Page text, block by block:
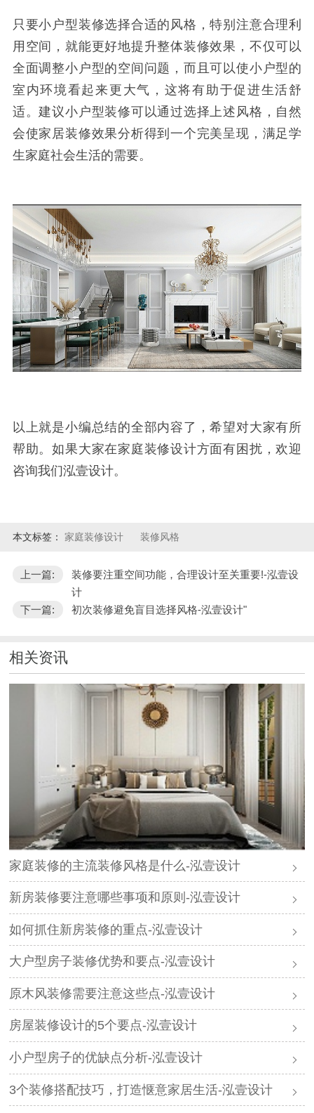
只要小户型装修选择合适的风格，特别注意合理利
用空间，就能更好地提升整体装修效果，不仅可以
全面调整小户型的空间问题，而且可以使小户型的
室内环境看起来更大气，这将有助于促进生活舒
适。建议小户型装修可以通过选择上述风格，自然
会使家居装修效果分析得到一个完美呈现，满足学
生家庭社会生活的需要。
以上就是小编总结的全部内容了，希望对大家有所
帮助。如果大家在家庭装修设计方面有困扰，欢迎
咨询我们泓壹设计。
本文标签： 家庭装修设计 装修风格
上一篇:
装修要注重空间功能，合理设计至关重要!-泓壹设
计
下一篇:
初次装修避免盲目选择风格-泓壹设计"
相关资讯
家庭装修的主流装修风格是什么-泓壹设计
新房装修要注意哪些事项和原则-泓壹设计
如何抓住新房装修的重点-泓壹设计
大户型房子装修优势和要点-泓壹设计
原木风装修需要注意这些点-泓壹设计
房屋装修设计的5个要点-泓壹设计
小户型房子的优缺点分析-泓壹设计
3个装修搭配技巧，打造惬意家居生活-泓壹设计